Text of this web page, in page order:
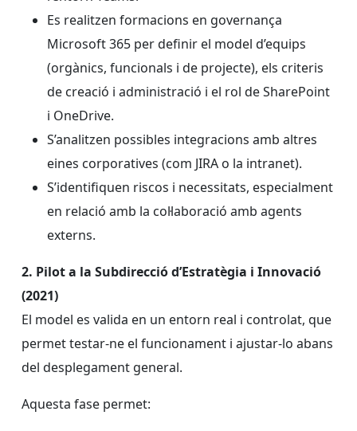
Es realitzen formacions en governança
Microsoft 365 per definir el model d’equips
(orgànics, funcionals i de projecte), els criteris
de creació i administració i el rol de SharePoint
i OneDrive.
S’analitzen possibles integracions amb altres
eines corporatives (com JIRA o la intranet).
S’identifiquen riscos i necessitats, especialment
en relació amb la col·laboració amb agents
externs.
2. Pilot a la Subdirecció d’Estratègia i Innovació
(2021)
El model es valida en un entorn real i controlat, que
permet testar-ne el funcionament i ajustar-lo abans
del desplegament general.
Aquesta fase permet: